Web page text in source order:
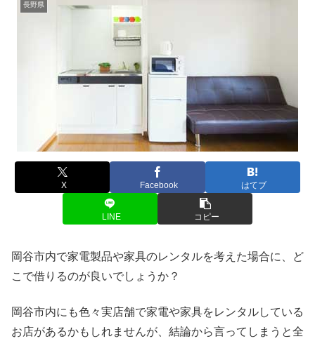
長野県
X Facebook はてブ
LINE コピー
岡谷市内で家電製品や家具のレンタルを考えた場合に、ど
こで借りるのが良いでしょうか？
岡谷市内にも色々実店舗で家電や家具をレンタルしている
お店があるかもしれませんが、結論から言ってしまうと全